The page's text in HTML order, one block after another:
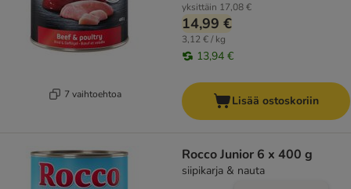
7 vaihtoehtoa
yksittäin 17,08 €
14,99 €
3,12 € / kg
13,94 €
Lisää ostoskoriin
Rocco Junior 6 x 400 g
siipikarja & nauta